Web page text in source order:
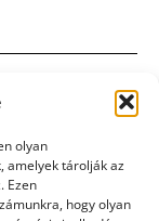
olyan
amelyek tárolják az
Ezen
hogy olyan
igénybe
jogi